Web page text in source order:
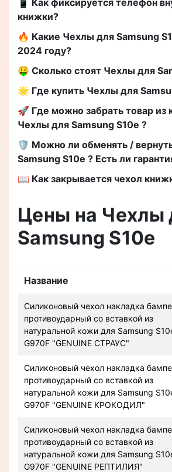
📱 Как фиксируется телефон
книжки?
🔥 Какие Чехлы для Samsung
2024 году?
🤑 Сколько стоят Чехлы для
🌟 Где купить Чехлы для
🚀 Где можно забрать товар из
Чехлы для Samsung S10e ?
🛡️ Можно ли обменять /
Samsung S10e ? Есть ли
📖 Как закрывается чехол
Цены на Чехлы
Samsung S10e
Название
Силиконовый чехол накладка
противоударный со вставкой из
натуральной кожи для Samsung
G970F "GENUINE СТРАУС"
Силиконовый чехол накладка
противоударный со вставкой из
натуральной кожи для Samsung
G970F "GENUINE КРОКОДИЛ"
Силиконовый чехол накладка
противоударный со вставкой из
натуральной кожи для Samsung
G970F "GENUINE РЕПТИЛИЯ"